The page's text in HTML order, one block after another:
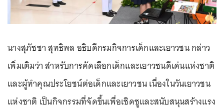
นางสุภัชชา สุทธิพล อธิบดีกรมกิจการเด็กและเยาวชน กล่าว
เพิ่มเติมว่า สำหรับการคัดเลือกเด็กและเยาวชนดีเด่นแห่งชาติ
และผู้ทำคุณประโยชน์ต่อเด็กและเยาวชน เนื่องในวันเยาวชน
แห่งชาติ เป็นกิจกรรมที่จัดขึ้นเพื่อเชิดชูและสนับสนุนสร้างแรง